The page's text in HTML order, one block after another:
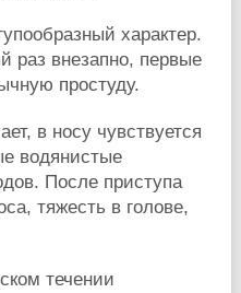
характер.
раз внезапно, первые
простуду.
в носу чувствуется
водянистые
После приступа
тяжесть в голове,
течении